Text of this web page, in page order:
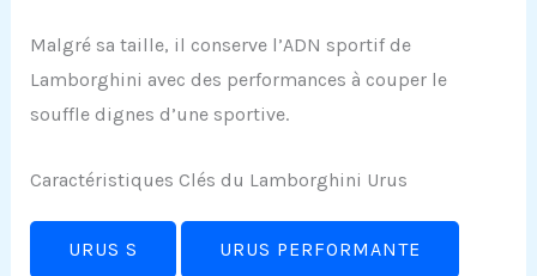
Malgré sa taille, il conserve l’ADN sportif de
Lamborghini avec des performances à couper le
souffle dignes d’une sportive.
Caractéristiques Clés du Lamborghini Urus
URUS S URUS PERFORMANTE